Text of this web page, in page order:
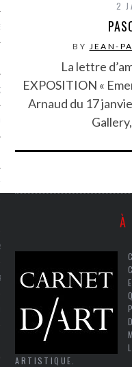
EN VOD
2
BY JEAN-
La lettre
EXPOSITION «
Arnaud du 17
À
ARTISTIQUE.